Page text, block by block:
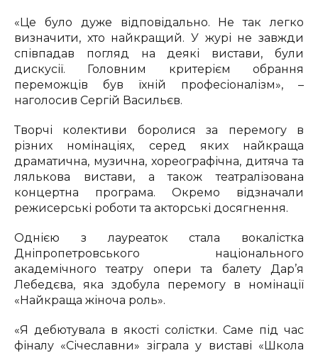
«Це було дуже відповідально. Не так легко
визначити, хто найкращий. У журі не завжди
співпадав погляд на деякі вистави, були
дискусії. Головним критерієм обрання
переможців був їхній професіоналізм», –
наголосив Сергій Васильєв.
Творчі колективи боролися за перемогу в
різних номінаціях, серед яких найкраща
драматична, музична, хореографічна, дитяча та
лялькова вистави, а також театралізована
концертна програма. Окремо відзначали
режисерські роботи та акторські досягнення.
Однією з лауреаток стала вокалістка
Дніпропетровського національного
академічного театру опери та балету Дар’я
Лебедєва, яка здобула перемогу в номінації
«Найкраща жіноча роль».
«Я дебютувала в якості солістки. Саме під час
фіналу «Січеславни» зіграла у виставі «Школа